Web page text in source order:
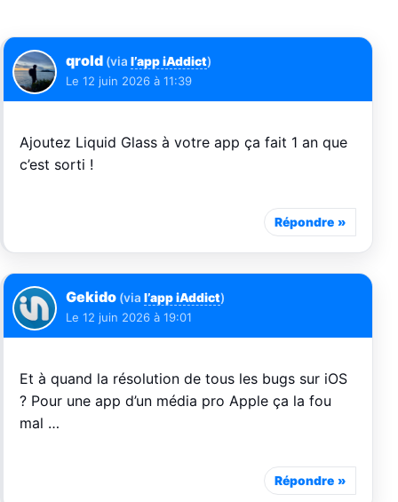
qrold (via l’app iAddict)
Le 12 juin 2026 à 11:39
Ajoutez Liquid Glass à votre app ça fait 1 an que
c’est sorti !
Répondre
Gekido (via l’app iAddict)
Le 12 juin 2026 à 19:01
Et à quand la résolution de tous les bugs sur iOS
? Pour une app d’un média pro Apple ça la fou
mal …
Répondre